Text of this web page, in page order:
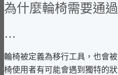
為什麼輪椅需要通
…
輪椅被定義為移行工具，也會
椅使用者有可能會遇到獨特的